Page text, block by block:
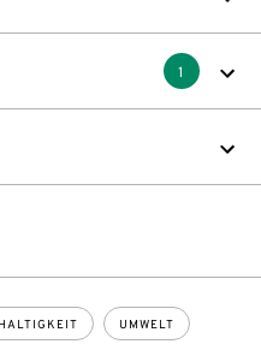
1
UMWELT